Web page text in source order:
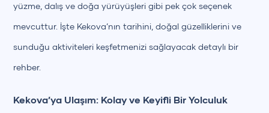
yüzme, dalış ve doğa yürüyüşleri gibi pek çok seçenek
mevcuttur. İşte Kekova’nın tarihini, doğal güzelliklerini ve
sunduğu aktiviteleri keşfetmenizi sağlayacak detaylı bir
rehber.
Kekova’ya Ulaşım: Kolay ve Keyifli Bir Yolculuk